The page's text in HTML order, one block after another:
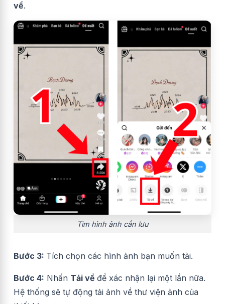
về.
Tìm hình ảnh cần lưu
Bước 3: Tích chọn các hình ảnh bạn muốn tải.
Bước 4: Nhấn Tải về để xác nhận lại một lần nữa.
Hệ thống sẽ tự động tải ảnh về thư viện ảnh của